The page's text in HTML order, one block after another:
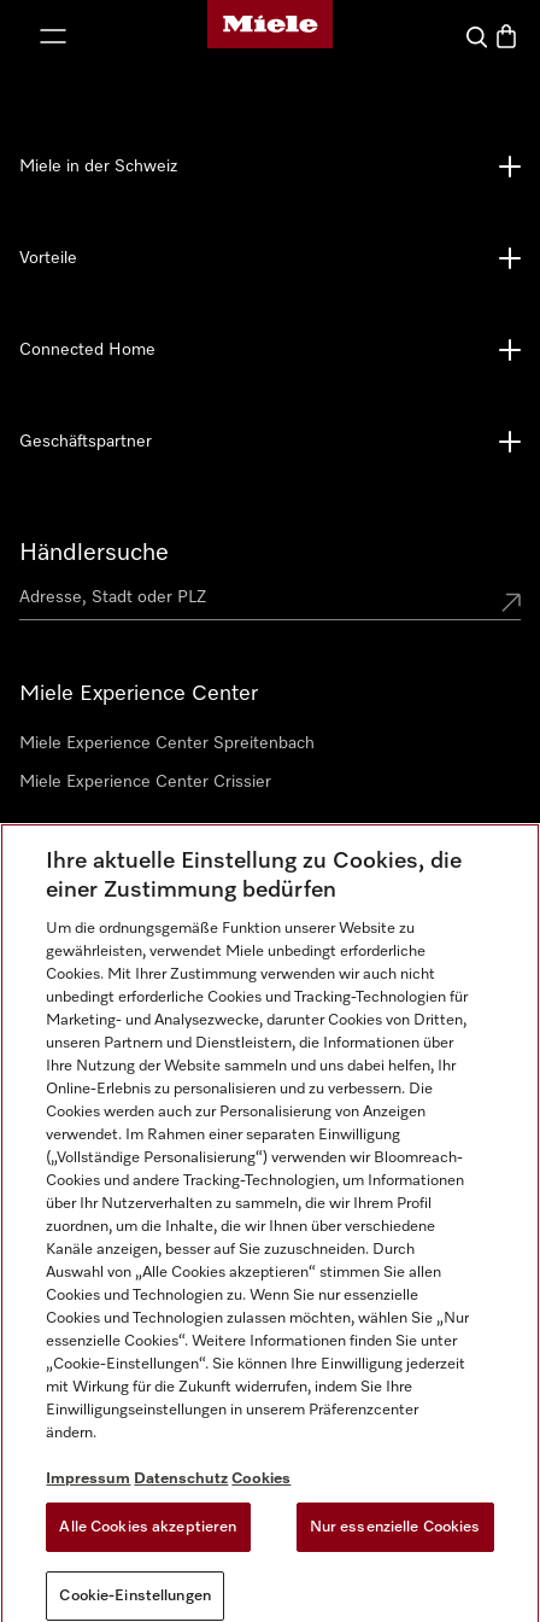
Miele-Homepage
Suche
Händlersuche
Miele Experience Center
Miele Experience Center Spreitenbach
Miele Experience Center Crissier
Newsletter
Sprache
DEUTSCH
Miele in der Schweiz
Vorteile
Connected Home
Geschäftspartner
Impressum
Datenschutz
Cookie-Einstellungen
Miele auf YoutubeMiele auf Instagram
Miele auf Facebook
Miele auf LinkedInMiele auf LinkedIn
Ihre aktuelle Einstellung zu Cookies, die
einer Zustimmung bedürfen
Um die ordnungsgemäße Funktion unserer Website zu
gewährleisten, verwendet Miele unbedingt erforderliche
Cookies. Mit Ihrer Zustimmung verwenden wir auch nicht
unbedingt erforderliche Cookies und Tracking-Technologien für
Marketing- und Analysezwecke, darunter Cookies von Dritten,
unseren Partnern und Dienstleistern, die Informationen über
Ihre Nutzung der Website sammeln und uns dabei helfen, Ihr
Online-Erlebnis zu personalisieren und zu verbessern. Die
Cookies werden auch zur Personalisierung von Anzeigen
verwendet. Im Rahmen einer separaten Einwilligung
(„Vollständige Personalisierung“) verwenden wir Bloomreach-
Cookies und andere Tracking-Technologien, um Informationen
über Ihr Nutzerverhalten zu sammeln, die wir Ihrem Profil
zuordnen, um die Inhalte, die wir Ihnen über verschiedene
Kanäle anzeigen, besser auf Sie zuzuschneiden. Durch
Auswahl von „Alle Cookies akzeptieren“ stimmen Sie allen
Cookies und Technologien zu. Wenn Sie nur essenzielle
Cookies und Technologien zulassen möchten, wählen Sie „Nur
essenzielle Cookies“. Weitere Informationen finden Sie unter
„Cookie-Einstellungen“. Sie können Ihre Einwilligung jederzeit
mit Wirkung für die Zukunft widerrufen, indem Sie Ihre
Einwilligungseinstellungen in unserem Präferenzcenter
ändern.
Impressum Datenschutz Cookies
Alle Cookies akzeptieren Nur essenzielle Cookies
Cookie-Einstellungen